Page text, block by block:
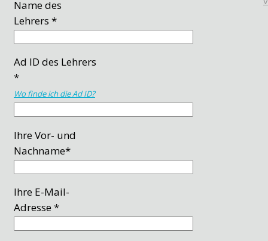
Name des
Lehrers *
Ad ID des Lehrers
*
Wo finde ich die Ad ID?
Ihre Vor- und
Nachname*
Ihre E-Mail-
Adresse *